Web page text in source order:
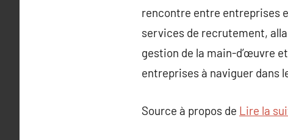
rencontre entre entreprises
services de recrutement,
gestion de la main-d’œuvre
entreprises à naviguer dans
Source à propos de Lire la